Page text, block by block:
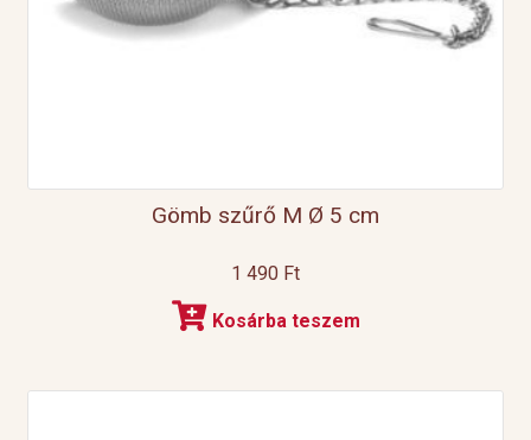
Gömb szűrő M Ø 5 cm
1 490 Ft
Kosárba teszem